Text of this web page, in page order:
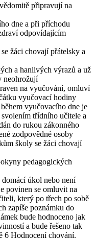
připravují na
dne a při příchodu
odpovídajícím
žáci chovají přátelsky a
a hanlivých výrazů a už
neohrožují
na vyučování, omluví
vyučovací hodiny
vyučovacího dne je
třídního učitele a
do rukou zákonného
zodpovědné osoby
školy se žáci chovají
pedagogických
úkol nebo není
povinen se omluvit na
který po třech po sobě
zapíše poznámku do
bude hodnoceno jak
a bude řešeno tak
6 Hodnocení chování.